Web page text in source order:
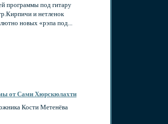
программы под гитару
и нетленок
новых «рэпа под...
от Сами Хюрскюлахти
Кости Метенёва